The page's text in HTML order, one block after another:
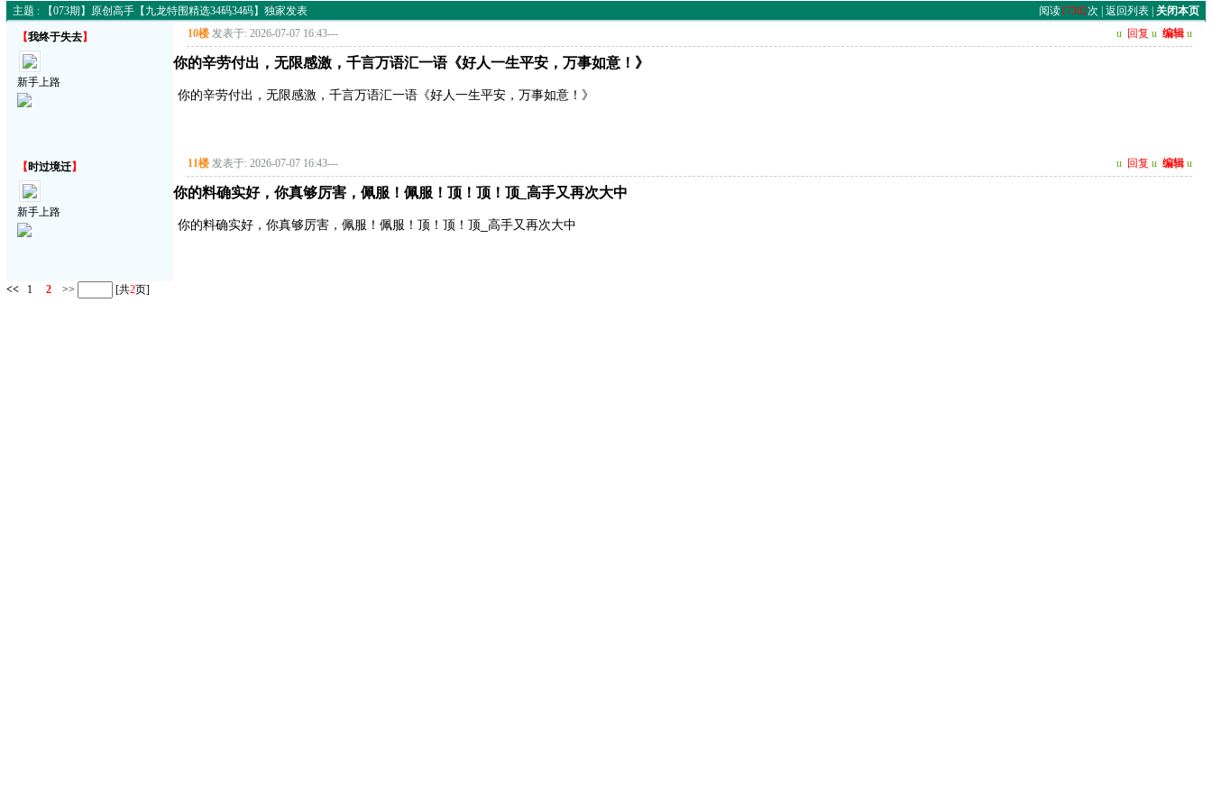
主题 : 【073期】原创高手【九龙特围精选34码34码】独家发表 阅读17382次 | 返回列表| 关闭本页
【我终于失去】
新手上路
10楼 发表于: 2026-07-07 16:43--- u 回复 u 编辑 u
你的辛劳付出，无限感激，千言万语汇一语《好人一生平安，万事如意！》
你的辛劳付出，无限感激，千言万语汇一语《好人一生平安，万事如意！》
【时过境迁】
新手上路
11楼 发表于: 2026-07-07 16:43--- u 回复 u 编辑 u
你的料确实好，你真够厉害，佩服！佩服！顶！顶！顶_高手又再次大中
你的料确实好，你真够厉害，佩服！佩服！顶！顶！顶_高手又再次大中
<< 1 2 >> [共2页]